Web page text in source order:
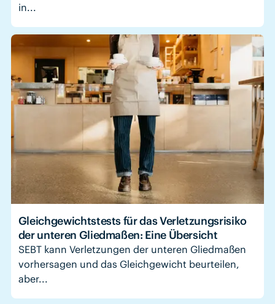
in...
Gleichgewichtstests für das Verletzungsrisiko
der unteren Gliedmaßen: Eine Übersicht
SEBT kann Verletzungen der unteren Gliedmaßen
vorhersagen und das Gleichgewicht beurteilen,
aber...